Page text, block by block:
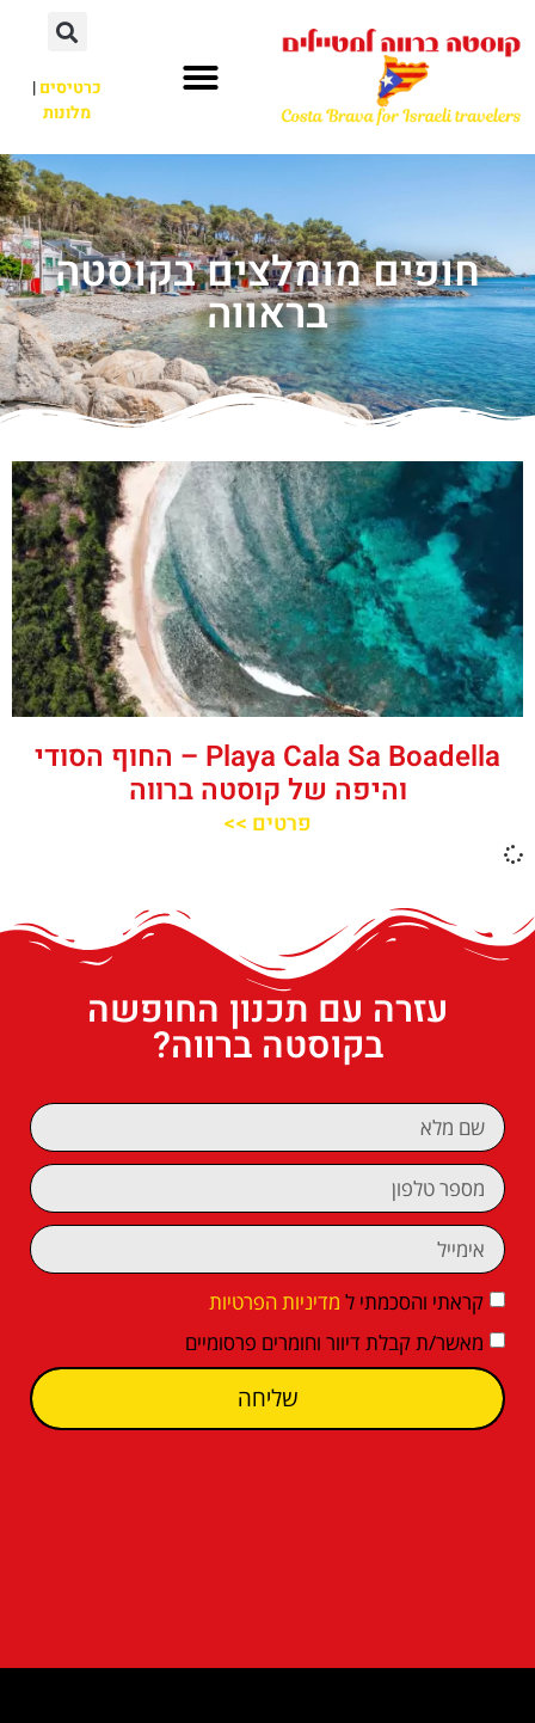
כרטיסים|
מלונות
חופים מומלצים בקוסטה
בראווה
‪‪Playa Cala Sa Boadella‬‬ – החוף הסודי
והיפה של קוסטה ברווה
פרטים >>
עזרה עם תכנון החופשה
בקוסטה ברווה?
קראתי והסכמתי ל מדיניות הפרטיות
מאשר/ת קבלת דיוור וחומרים פרסומיים
שליחה